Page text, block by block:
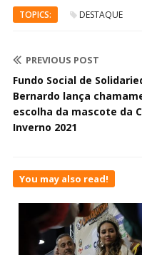
TOPICS: DESTAQUE
PREVIOUS POST
Fundo Social de
Bernardo lança
escolha da mascote da
Inverno 2021
You may also read!